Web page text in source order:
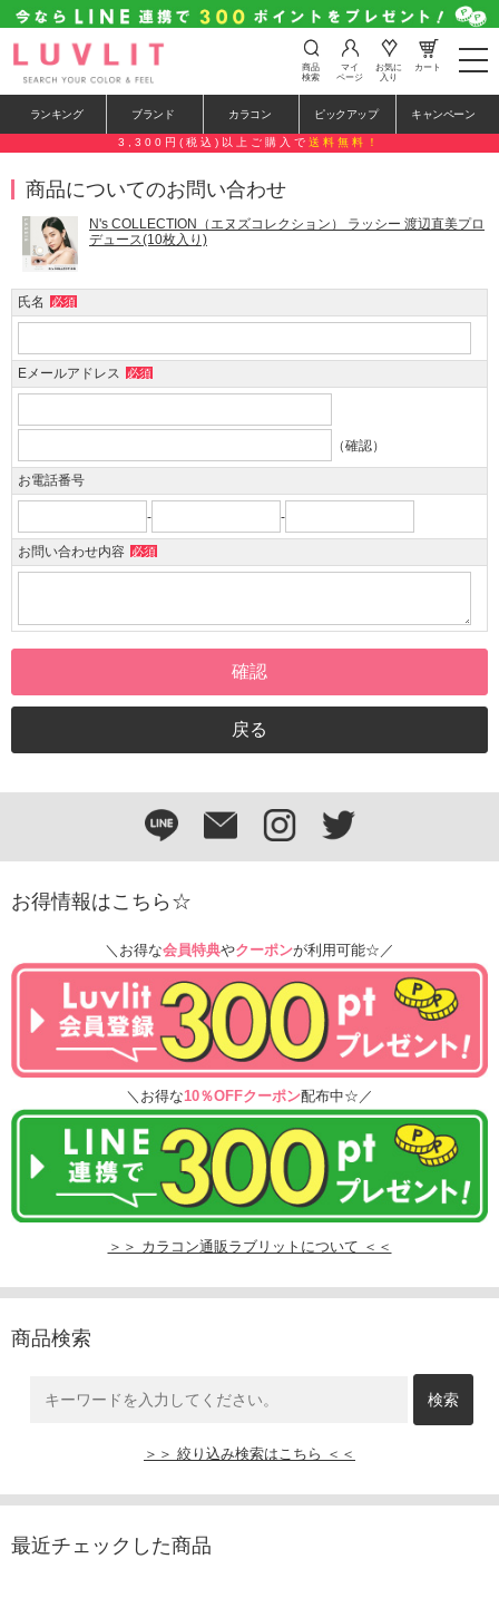
t
o
e
n
g
o
商品
検索
マイ
ページ
お気に
入り
カート
ランキング ブランド カラコン ピックアップ キャンペーン
3,300円(税込)以上ご購入で 送料無料！
商品についてのお問い合わせ
N's COLLECTION（エヌズコレクション） ラッシー 渡辺直美プロ
デュース(10枚入り)
氏名 必須
Eメールアドレス 必須
（確認）
お電話番号
- -
お問い合わせ内容 必須
お得情報はこちら☆
＼お得な会員特典やクーポンが利用可能☆／
＼お得な10％OFFクーポン配布中☆／
＞＞ カラコン通販ラブリットについて ＜＜
商品検索
＞＞ 絞り込み検索はこちら ＜＜
最近チェックした商品